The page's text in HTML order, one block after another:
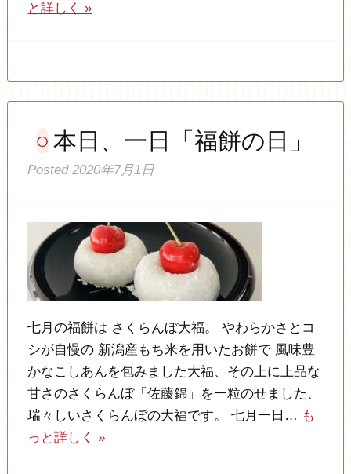
と詳しく »
本日、一日「福餅の日」
Posted2020年7月1日
七月の福餅は さくらんぼ大福。 やわらかさとコ
シが自慢の 新潟産もち米を用いたお餅で 風味豊
かなこしあんを包みました大福、その上に上品な
甘さのさくらんぼ「佐藤錦」を一粒のせました、
瑞々しいさくらんぼの大福です。 七月一日… も
っと詳しく »